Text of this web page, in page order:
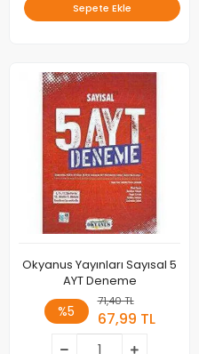
Sepete Ekle
Okyanus Yayınları Sayısal 5
AYT Deneme
%5
71,40 TL
67,99 TL